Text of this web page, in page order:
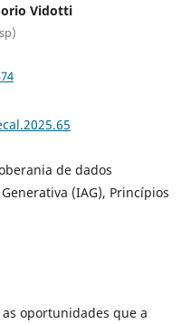
Vidotti
de dados
(IAG), Princípios
oportunidades que a